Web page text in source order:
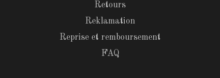
Retours
Reklamation
Reprise et remboursement
FAQ